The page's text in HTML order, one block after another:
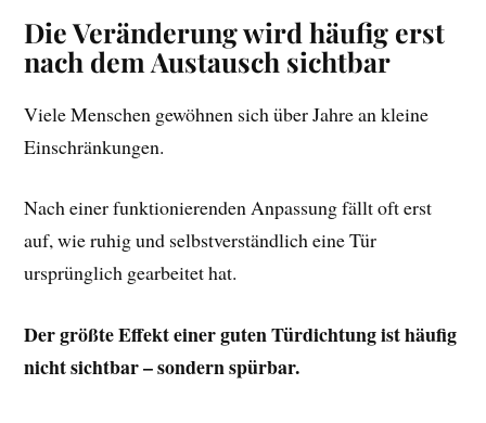
Die Veränderung wird häufig erst
nach dem Austausch sichtbar
Viele Menschen gewöhnen sich über Jahre an kleine
Einschränkungen.
Nach einer funktionierenden Anpassung fällt oft erst
auf, wie ruhig und selbstverständlich eine Tür
ursprünglich gearbeitet hat.
Der größte Effekt einer guten Türdichtung ist häufig
nicht sichtbar – sondern spürbar.